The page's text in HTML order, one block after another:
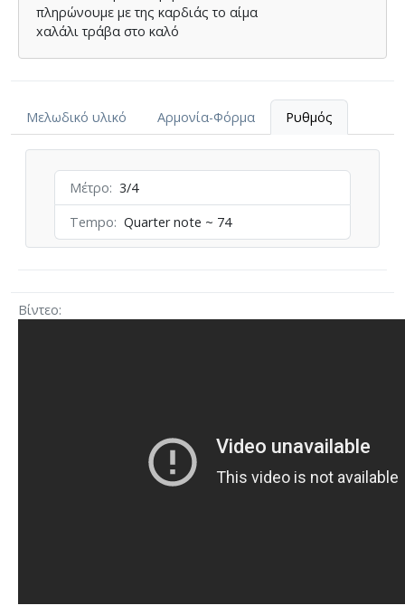
πληρώνουµε µε της καρδιάς το αίµα
xαλάλι τράβα στο καλό
Μελωδικό υλικό Αρμονία-Φόρμα Ρυθμός
Μέτρο
3/4
Tempo
Quarter note ~ 74
Βίντεο